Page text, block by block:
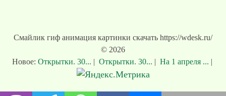
Смайлик гиф анимация картинки скачать https://wdesk.ru/
© 2026
Новое: Открытки. 30... | Открытки. 30... | На 1 апреля ... |